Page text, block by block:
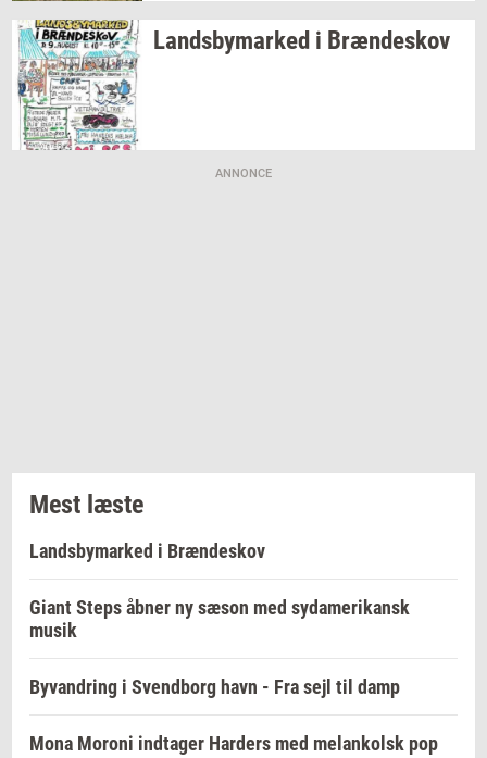
Lands­by­mar­ked i Bræn­de­skov
ANNONCE
Mest læste
Landsbymarked i Brændeskov
Giant Steps åbner ny sæson med sydamerikansk
musik
Byvandring i Svendborg havn - Fra sejl til damp
Mona Moroni indtager Harders med melankolsk pop